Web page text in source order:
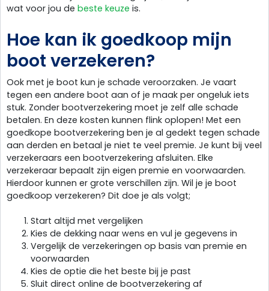
wat voor jou de beste keuze is.
Hoe kan ik goedkoop mijn
boot verzekeren?
Ook met je boot kun je schade veroorzaken. Je vaart
tegen een andere boot aan of je maak per ongeluk iets
stuk. Zonder bootverzekering moet je zelf alle schade
betalen. En deze kosten kunnen flink oplopen! Met een
goedkope bootverzekering ben je al gedekt tegen schade
aan derden en betaal je niet te veel premie. Je kunt bij veel
verzekeraars een bootverzekering afsluiten. Elke
verzekeraar bepaalt zijn eigen premie en voorwaarden.
Hierdoor kunnen er grote verschillen zijn. Wil je je boot
goedkoop verzekeren? Dit doe je als volgt;
Start altijd met vergelijken
Kies de dekking naar wens en vul je gegevens in
Vergelijk de verzekeringen op basis van premie en
voorwaarden
Kies de optie die het beste bij je past
Sluit direct online de bootverzekering af